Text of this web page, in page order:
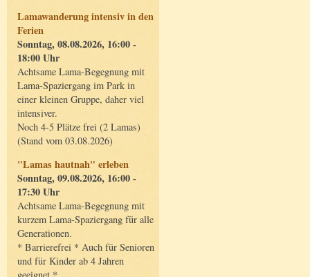
Lamawanderung intensiv in den
Ferien
Sonntag, 08.08.2026, 16:00 -
18:00 Uhr
Achtsame Lama-Begegnung mit
Lama-Spaziergang im Park in
einer kleinen Gruppe, daher viel
intensiver.
Noch 4-5 Plätze frei (2 Lamas)
(Stand vom 03.08.2026)
"Lamas hautnah" erleben
Sonntag, 09.08.2026, 16:00 -
17:30 Uhr
Achtsame Lama-Begegnung mit
kurzem Lama-Spaziergang für alle
Generationen.
* Barrierefrei * Auch für Senioren
und für Kinder ab 4 Jahren